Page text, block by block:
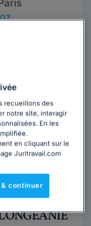
Barreau de
Diplômé de
recueillons des
notre site, interagir
En les
en cliquant sur le
Juritravail.com
continuer